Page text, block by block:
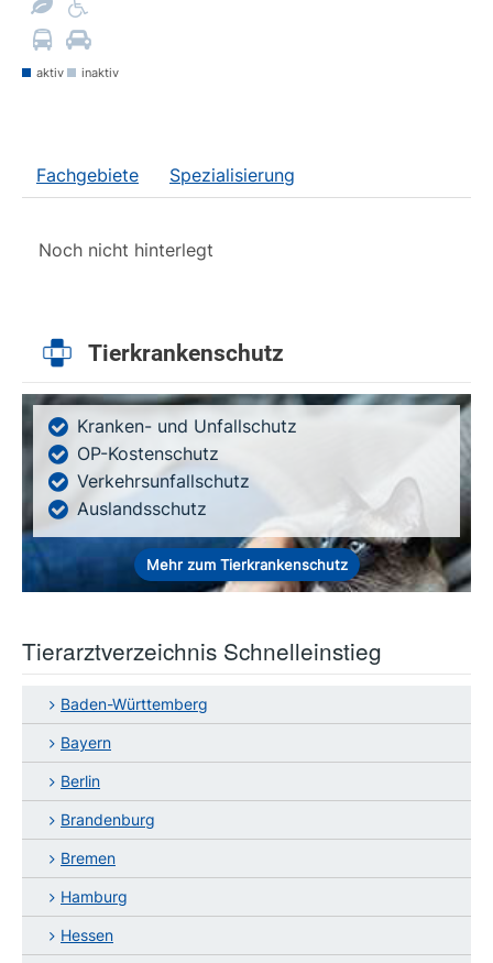
aktiv inaktiv
Fachgebiete Spezialisierung
Noch nicht hinterlegt
Tierkrankenschutz
Kranken- und Unfallschutz
OP-Kostenschutz
Verkehrsunfallschutz
Auslandsschutz
Mehr zum Tierkrankenschutz
Tierarztverzeichnis Schnelleinstieg
Baden-Württemberg
Bayern
Berlin
Brandenburg
Bremen
Hamburg
Hessen